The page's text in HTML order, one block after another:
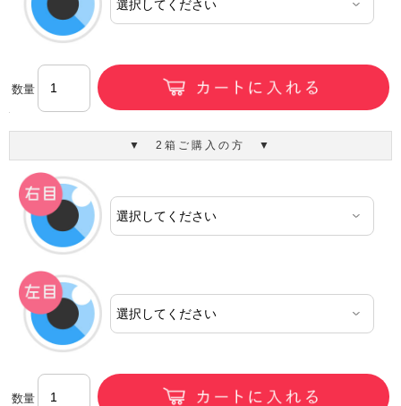
数量
▼ 2箱ご購入の方 ▼
数量